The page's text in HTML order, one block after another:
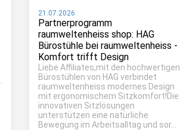
21.07.2026
Partnerprogramm
raumweltenheiss shop: HAG
Bürostühle bei raumweltenheiss -
Komfort trifft Design
Liebe Affiliates,mit den hochwertigen
Bürostühlen von HAG verbindet
raumweltenheiss modernes Design
mit ergonomischem Sitzkomfort!Die
innovativen Sitzlösungen
unterstützen eine natürliche
Bewegung im Arbeitsalltag und sor...